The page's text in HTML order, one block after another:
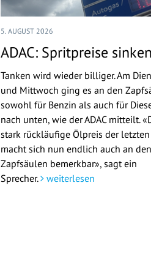
5. AUGUST 2026
ADAC: Spritpreise sinken
Tanken wird wieder billiger. Am
und Mittwoch ging es an den
sowohl für Benzin als auch für
nach unten, wie der ADAC mitteilt.
stark rückläufige Ölpreis der letzten
macht sich nun endlich auch an den
Zapfsäulen bemerkbar», sagt ein
Sprecher.
weiterlesen